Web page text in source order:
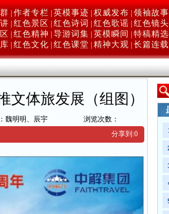
作者专栏 英模事迹 权威发布 领袖故事
红色景区 红色诗词 红色歌谣 红色镜头
红色精神 导游词集 英模瞬间 特稿精选
红色文化 红色课堂 精神大观 长篇连载
文体旅发展（组图）
魏明明、辰宇
浏览次数：
分享到:0